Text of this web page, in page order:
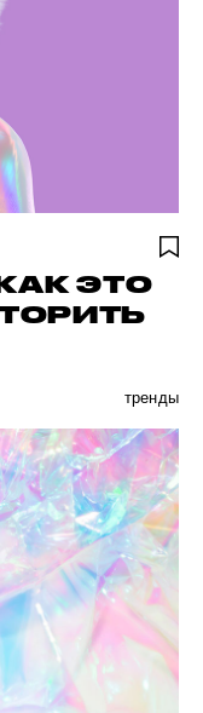
ЭТО
тренды